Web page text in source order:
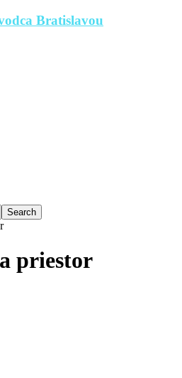
Bratislavou
priestor